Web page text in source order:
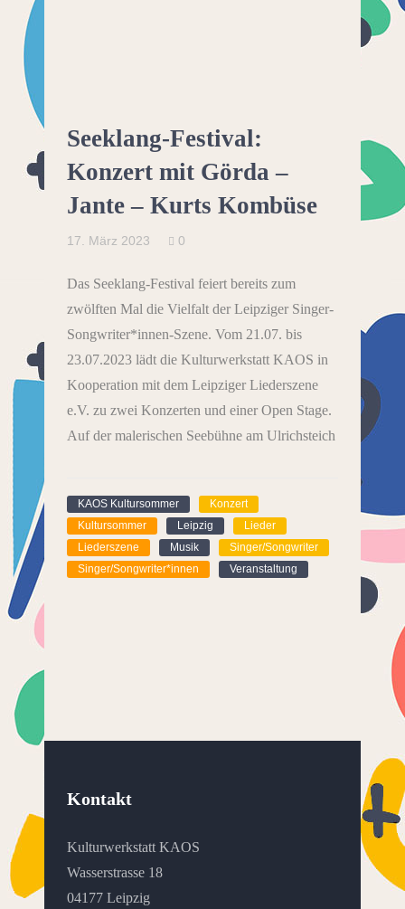
Seeklang-Festival:
Konzert mit Görda –
Jante – Kurts Kombüse
17. März 2023 0
Das Seeklang-Festival feiert bereits zum
zwölften Mal die Vielfalt der Leipziger Singer-
Songwriter*innen-Szene. Vom 21.07. bis
23.07.2023 lädt die Kulturwerkstatt KAOS in
Kooperation mit dem Leipziger Liederszene
e.V. zu zwei Konzerten und einer Open Stage.
Auf der malerischen Seebühne am Ulrichsteich
KAOS Kultursommer
Konzert
Kultursommer
Leipzig
Lieder
Liederszene
Musik
Singer/Songwriter
Singer/Songwriter*innen
Veranstaltung
Kontakt
Kulturwerkstatt KAOS
Wasserstrasse 18
04177 Leipzig